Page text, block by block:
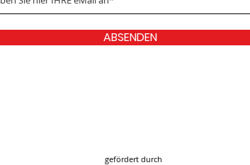
ABSENDEN
gefördert durch